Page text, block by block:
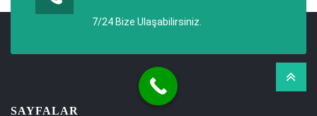
7/24 Bize Ulaşabilirsiniz.
SAYFALAR